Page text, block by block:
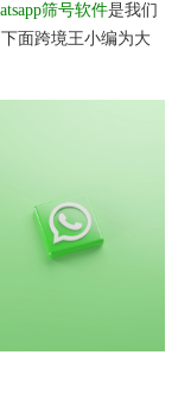
筛号软件是我们
面跨境王小编为大